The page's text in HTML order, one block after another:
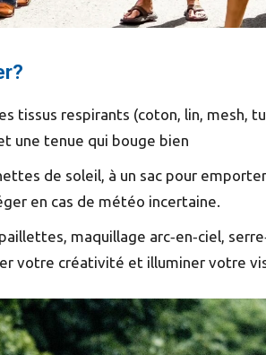
tissus respirants (coton, lin, mesh,
une tenue qui bouge bien
de soleil, à un sac pour
en cas de météo incertaine.
maquillage arc‑en‑ciel,
votre créativité et illuminer votre